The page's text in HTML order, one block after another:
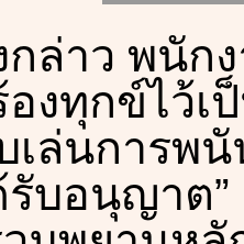
ล่าว พนัก
งทุกข์ไว้
เล่นการพ
บอนุญาต”